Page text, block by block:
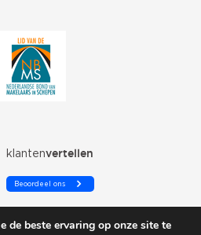
de beste ervaring op onze site te